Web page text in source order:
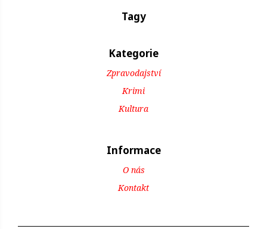
Tagy
Kategorie
Zpravodajství
Krimi
Kultura
Informace
O nás
Kontakt